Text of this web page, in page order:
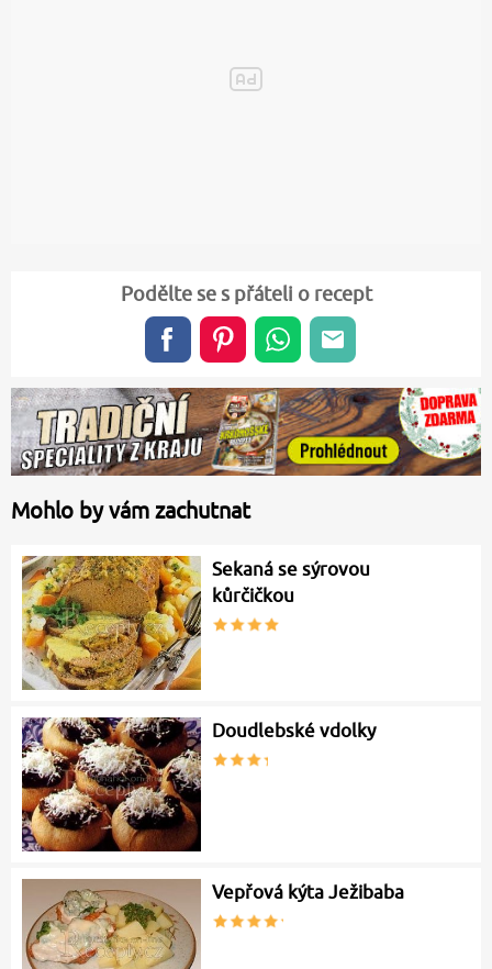
Podělte se s přáteli o recept
Mohlo by vám zachutnat
Sekaná se sýrovou
kůrčičkou
Doudlebské vdolky
Vepřová kýta Ježibaba